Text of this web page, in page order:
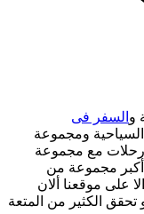
و السفر فى
ومجموعة
رحلات مع مجموعة
مجموعة من
على موقعنا ألان
تحقق الكثير من المتعة